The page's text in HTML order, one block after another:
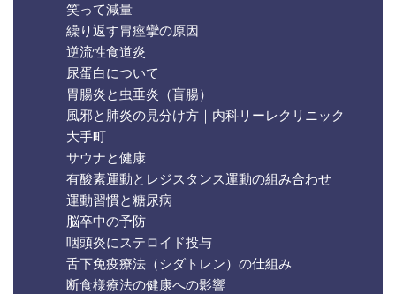
笑って減量
繰り返す胃痙攣の原因
逆流性食道炎
尿蛋白について
胃腸炎と虫垂炎（盲腸）
風邪と肺炎の見分け方｜内科リーレクリニック
大手町
サウナと健康
有酸素運動とレジスタンス運動の組み合わせ
運動習慣と糖尿病
脳卒中の予防
咽頭炎にステロイド投与
舌下免疫療法（シダトレン）の仕組み
断食様療法の健康への影響